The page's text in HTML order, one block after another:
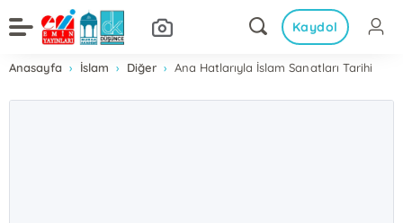
Kaydol
Anasayfa İslam Diğer Ana Hatlarıyla İslam Sanatları Tarihi